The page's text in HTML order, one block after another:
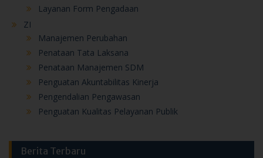
Layanan Form Pengadaan
ZI
Manajemen Perubahan
Penataan Tata Laksana
Penataan Manajemen SDM
Penguatan Akuntabilitas Kinerja
Pengendalian Pengawasan
Penguatan Kualitas Pelayanan Publik
Berita Terbaru